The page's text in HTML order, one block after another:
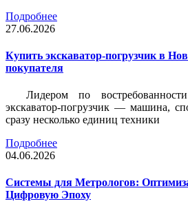
Подробнее
27.06.2026
Купить экскаватор-погрузчик в
покупателя
Лидером по
экскаватор-погрузчик — машина,
сразу несколько единиц техники
Подробнее
04.06.2026
Системы для Метрологов:
Цифровую Эпоху